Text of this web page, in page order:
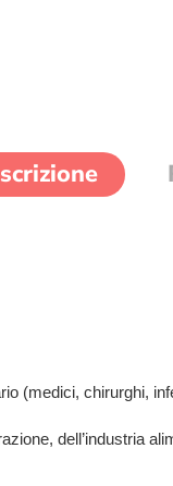
(medici, chirurghi,
dell’industria